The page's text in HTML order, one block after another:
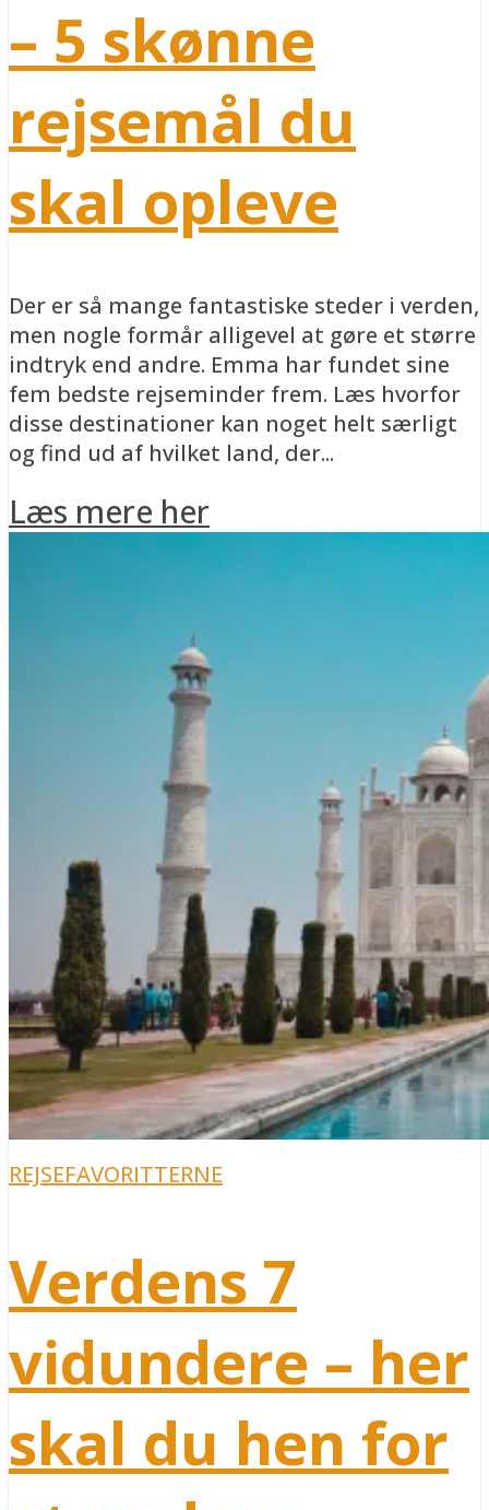
– 5 skønne
rejsemål du
skal opleve
Der er så mange fantastiske steder i verden,
men nogle formår alligevel at gøre et større
indtryk end andre. Emma har fundet sine
fem bedste rejseminder frem. Læs hvorfor
disse destinationer kan noget helt særligt
og find ud af hvilket land, der...
Læs mere her
REJSEFAVORITTERNE
Verdens 7
vidundere – her
skal du hen for